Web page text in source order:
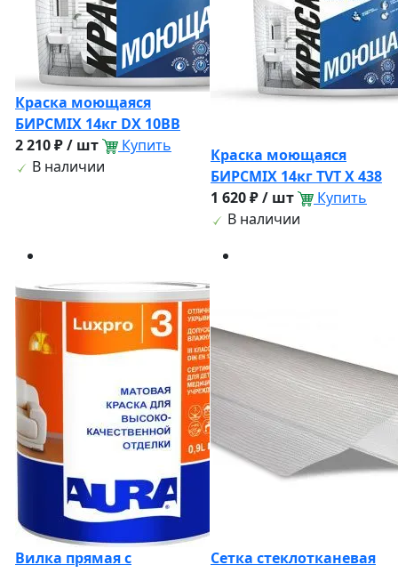
Краска моющаяся
БИРСМIX 14кг DX 10BB
2 210 ₽ / шт
Купить
В наличии
Краска моющаяся
БИРСМIX 14кг TVT X 438
1 620 ₽ / шт
Купить
В наличии
Вилка прямая с
Сетка стеклотканевая